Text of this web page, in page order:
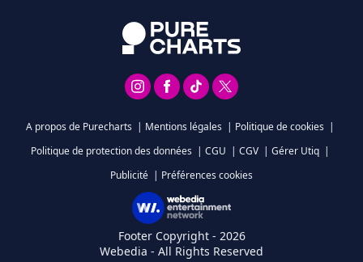
A propos de Purecharts | Mentions légales | Politique de cookies |
Politique de protection des données | CGU | CGV | Gérer Utiq |
Publicité | Préférences cookies
Footer Copyright - 2026
Webedia - All Rights Reserved